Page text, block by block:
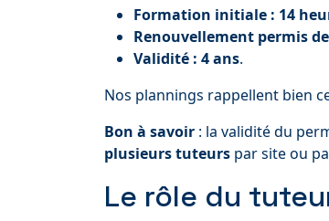
Formation initiale : 14
Renouvellement permis
Validité : 4 ans.
Nos plannings rappellent bien
Bon à savoir : la validité du
plusieurs tuteurs par site ou
Le rôle du